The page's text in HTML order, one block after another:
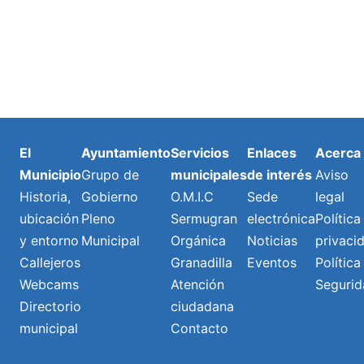
El
Municipio
Historia,
ubicación
y entorno
Callejeros
Webcams
Directorio
municipal
Ayuntamiento
Grupo de
Gobierno
Pleno
Municipal
Servicios
municipales
O.M.I.C
Sermugran
Orgánica
Granadilla
Atención
ciudadana
Contacto
Enlaces
de interés
Sede
electrónica
Noticias
Eventos
Acerca
Aviso
legal
Política
Política